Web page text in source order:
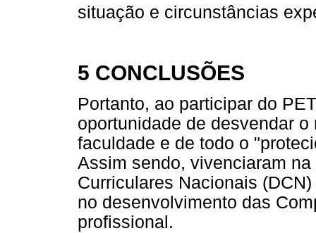
situação e circunstâncias
5 CONCLUSÕES
Portanto, ao participar do
oportunidade de desvendar
faculdade e de todo o
Assim sendo, vivenciaram
Curriculares Nacionais
no desenvolvimento das
profissional.